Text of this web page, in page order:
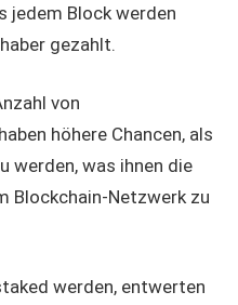
jedem Block werden
gezahlt.
von
höhere Chancen, als
werden, was ihnen die
Blockchain-Netzwerk zu
werden, entwerten